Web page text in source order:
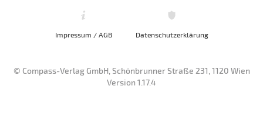
Impressum / AGB Datenschutzerklärung
© Compass-Verlag GmbH, Schönbrunner Straße 231, 1120 Wien
Version 1.17.4